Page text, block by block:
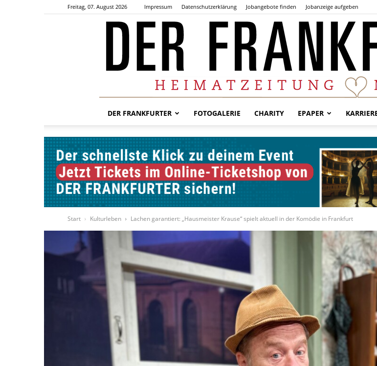
Freitag, 07. August 2026 Impressum Datenschutzerklärung Jobangebote finden Jobanzeige aufgeben
Frankfurter
DER FRANKFURTER FOTOGALERIE CHARITY EPAPER
Start Kulturleben Lachen garantiert: „Hausmeister Krause“ spielt aktuell in der Komödie in Frankfurt